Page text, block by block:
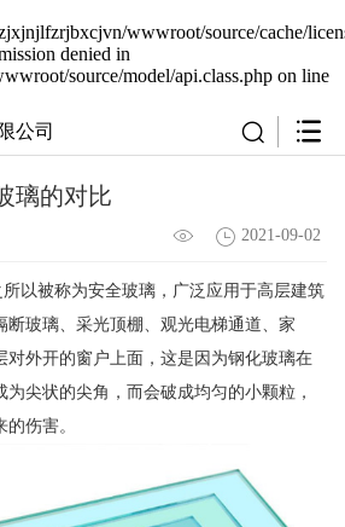
wwwroot/source/cache/
denied in
source/model/api.class.php on line
公司
璃的对比
2021-09-02
所以被称为安全玻璃，广泛应用于高层建筑
断玻璃、采光顶棚、观光电梯通道、家
对外开的窗户上面，这是因为钢化玻璃在
尖状的尖角，而会破成均匀的小颗粒，
伤害。